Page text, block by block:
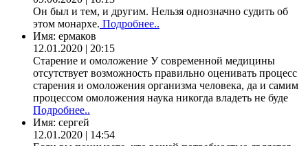
Он был и тем, и другим. Нельзя однозначно судить об
этом монархе. Подробнее..
Имя: ермаков
12.01.2020 | 20:15
Старение и омоложение У современной медицины
отсутствует возможность правильно оценивать процесс
старения и омоложения организма человека, да и самим
процессом омоложения наука никогда владеть не буде
Подробнее..
Имя: сергей
12.01.2020 | 14:54